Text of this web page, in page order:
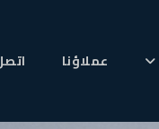
عملاؤنا